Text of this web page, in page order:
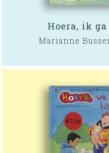
Hoera, ik ga
Marianne